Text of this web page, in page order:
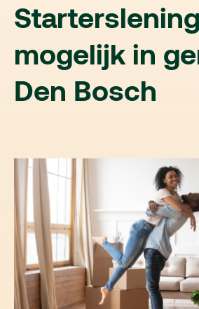
mogelijk in
Den Bosch